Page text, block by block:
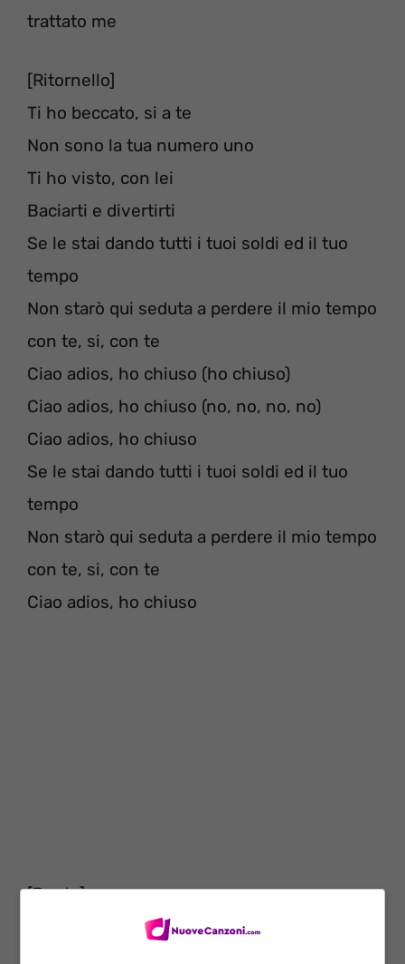
trattato me
[Ritornello]
Ti ho beccato, si a te
Non sono la tua numero uno
Ti ho visto, con lei
Baciarti e divertirti
Se le stai dando tutti i tuoi soldi ed il tuo
tempo
Non starò qui seduta a perdere il mio tempo
con te, si, con te
Ciao adios, ho chiuso (ho chiuso)
Ciao adios, ho chiuso (no, no, no, no)
Ciao adios, ho chiuso
Se le stai dando tutti i tuoi soldi ed il tuo
tempo
Non starò qui seduta a perdere il mio tempo
con te, si, con te
Ciao adios, ho chiuso
[Ponte]
E ora la porti fuori con la tua bella macchina